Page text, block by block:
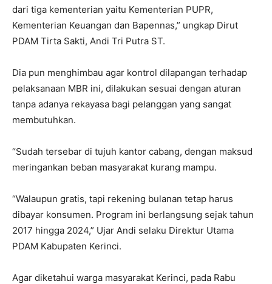
dari tiga kementerian yaitu Kementerian PUPR,
Kementerian Keuangan dan Bapennas,” ungkap Dirut
PDAM Tirta Sakti, Andi Tri Putra ST.
Dia pun menghimbau agar kontrol dilapangan terhadap
pelaksanaan MBR ini, dilakukan sesuai dengan aturan
tanpa adanya rekayasa bagi pelanggan yang sangat
membutuhkan.
“Sudah tersebar di tujuh kantor cabang, dengan maksud
meringankan beban masyarakat kurang mampu.
“Walaupun gratis, tapi rekening bulanan tetap harus
dibayar konsumen. Program ini berlangsung sejak tahun
2017 hingga 2024,” Ujar Andi selaku Direktur Utama
PDAM Kabupaten Kerinci.
Agar diketahui warga masyarakat Kerinci, pada Rabu